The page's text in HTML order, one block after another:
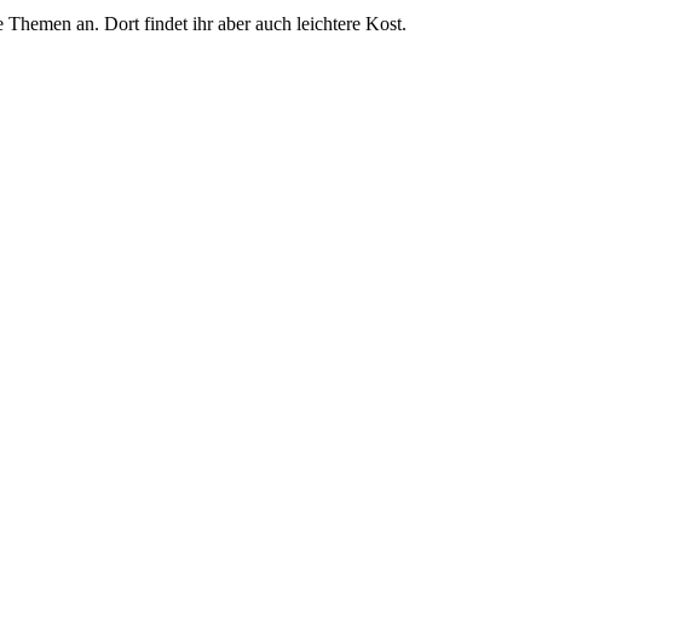
an. Dort findet ihr aber auch leichtere Kost.